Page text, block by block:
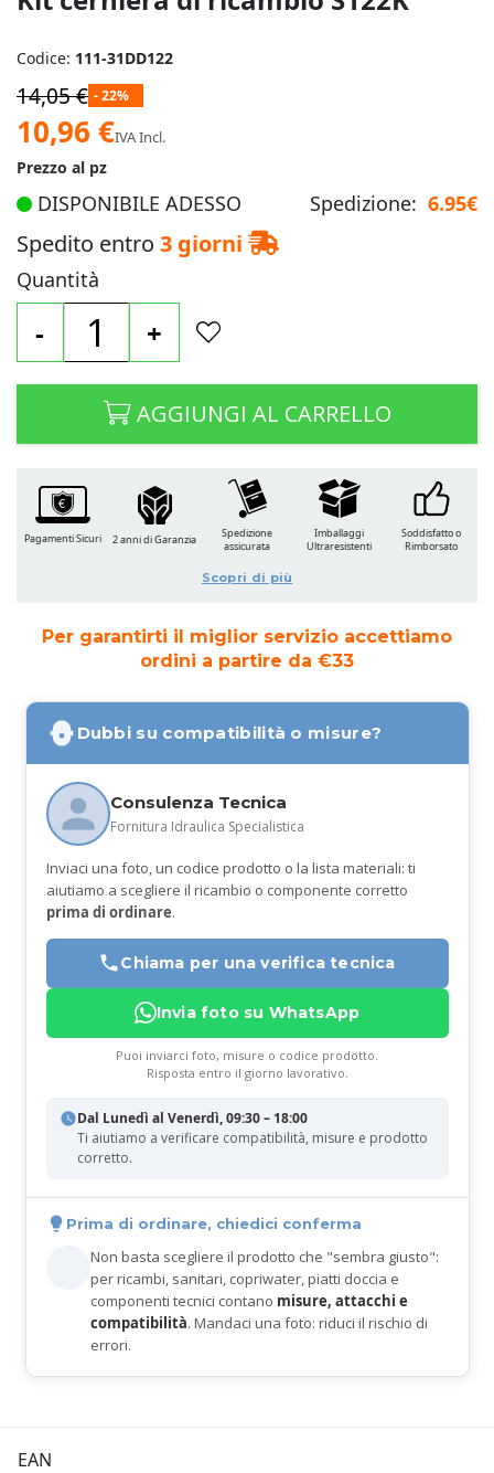
Codice: 111-31DD122
14,05 € - 22%
Prezzo
speciale
10,96 €IVA Incl.
Prezzo al pz
DISPONIBILE ADESSO Spedizione: 6.95€
Spedito entro 3 giorni
Quantità
- +
AGGIUNGI AL CARRELLO
Per garantirti il miglior servizio accettiamo
ordini a partire da €33
Dubbi su compatibilità o misure?
Consulenza Tecnica
Fornitura Idraulica Specialistica
Inviaci una foto, un codice prodotto o la lista materiali: ti
aiutiamo a scegliere il ricambio o componente corretto
prima di ordinare.
Chiama per una verifica tecnica
Invia foto su WhatsApp
Puoi inviarci foto, misure o codice prodotto.
Risposta entro il giorno lavorativo.
Dal Lunedì al Venerdì, 09:30 – 18:00
Ti aiutiamo a verificare compatibilità, misure e prodotto
corretto.
Prima di ordinare, chiedici conferma
Non basta scegliere il prodotto che "sembra giusto":
per ricambi, sanitari, copriwater, piatti doccia e
componenti tecnici contano misure, attacchi e
compatibilità. Mandaci una foto: riduci il rischio di
errori.
Pagamenti Sicuri 2 anni di Garanzia
Spedizione
assicurata
Imballaggi
Ultraresistenti
Soddisfatto o
Rimborsato
Scopri di più
EAN